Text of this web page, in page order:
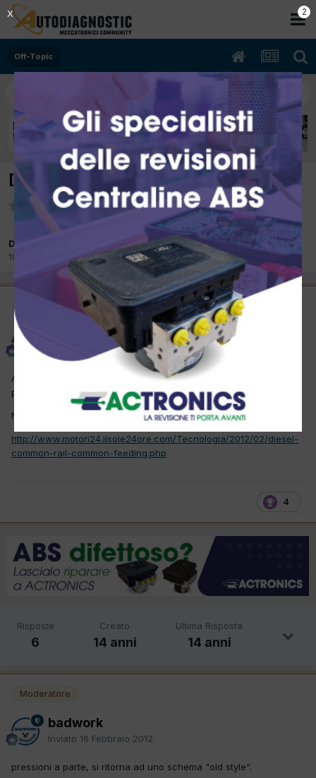
Off-Topic
[Nuovo sistema iniezione diesel]
Da autobas
16 Febbraio 2012inOff-Topic
Moderatore
16 Febbraio 2012
All'orizzonte un nuovo sistema di iniezione, sviluppato in Italia, al
politecnico di Torino per l'esattezza.
Non esiste più il rail
http://www.motori24.ilsole24ore.com/Tecnologia/2012/02/diesel-
common-rail-common-feeding.php
4
Risposte
6
Creato
14 anni
Ultima Risposta
14 anni
Moderatore
badwork
Inviato 16 Febbraio 2012
pressioni a parte, si ritorna ad uno schema "old style".
2
X